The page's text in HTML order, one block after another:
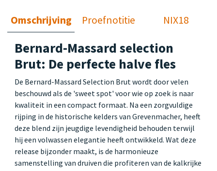
Omschrijving Proefnotitie NIX18
Bernard-Massard selection
Brut: De perfecte halve fles
De Bernard-Massard Selection Brut wordt door velen
beschouwd als de 'sweet spot' voor wie op zoek is naar
kwaliteit in een compact formaat. Na een zorgvuldige
rijping in de historische kelders van Grevenmacher, heeft
deze blend zijn jeugdige levendigheid behouden terwijl
hij een volwassen elegantie heeft ontwikkeld. Wat deze
release bijzonder maakt, is de harmonieuze
samenstelling van druiven die profiteren van de kalkrijke